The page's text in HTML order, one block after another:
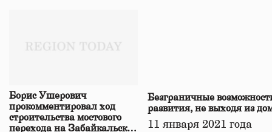
Борис Ушерович
прокомментировал ход
строительства мостового
перехода на Забайкальской
Безграничные
развития, не выходя из
11 января 2021 года